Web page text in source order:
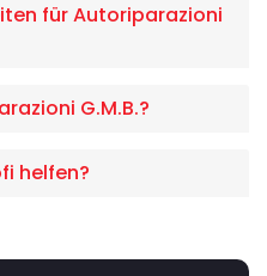
für Autoriparazioni
G.M.B.?
helfen?